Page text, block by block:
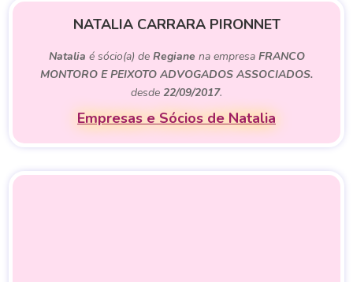
NATALIA CARRARA PIRONNET
Natalia é sócio(a) de Regiane na empresa FRANCO
MONTORO E PEIXOTO ADVOGADOS ASSOCIADOS.
desde 22/09/2017.
Empresas e Sócios de Natalia